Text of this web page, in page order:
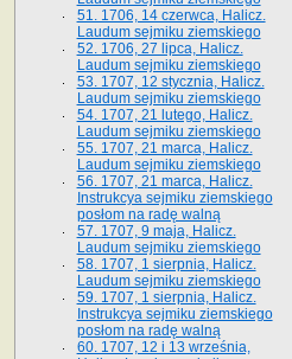
51. 1706, 14 czerwca, Halicz.
Laudum sejmiku ziemskiego
52. 1706, 27 lipca, Halicz.
Laudum sejmiku ziemskiego
53. 1707, 12 stycznia, Halicz.
Laudum sejmiku ziemskiego
54. 1707, 21 lutego, Halicz.
Laudum sejmiku ziemskiego
55. 1707, 21 marca, Halicz.
Laudum sejmiku ziemskiego
56. 1707, 21 marca, Halicz.
Instrukcya sejmiku ziemskiego
posłom na radę walną
57. 1707, 9 maja, Halicz.
Laudum sejmiku ziemskiego
58. 1707, 1 sierpnia, Halicz.
Laudum sejmiku ziemskiego
59. 1707, 1 sierpnia, Halicz.
Instrukcya sejmiku ziemskiego
posłom na radę walną
60. 1707, 12 i 13 września,